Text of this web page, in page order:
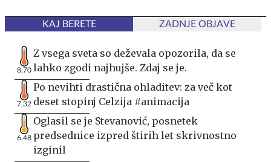
KAJ BERETE ZADNJE OBJAVE
8,70
Z vsega sveta so deževala opozorila, da se
lahko zgodi najhujše. Zdaj se je.
7,32
Po nevihti drastična ohladitev: za več kot
deset stopinj Celzija #animacija
6,48
Oglasil se je Stevanović, posnetek
predsednice izpred štirih let skrivnostno
izginil